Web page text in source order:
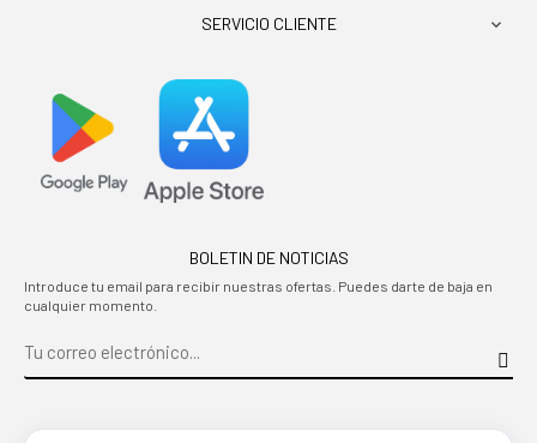
SERVICIO CLIENTE 
BOLETIN DE NOTICIAS
Introduce tu email para recibir nuestras ofertas. Puedes darte de baja en
cualquier momento.